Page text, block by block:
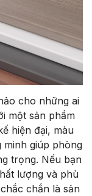
cho những ai
một sản phẩm
hiện đại, màu
minh giúp phòng
trọng. Nếu bạn
lượng vàphù
chắn là sản